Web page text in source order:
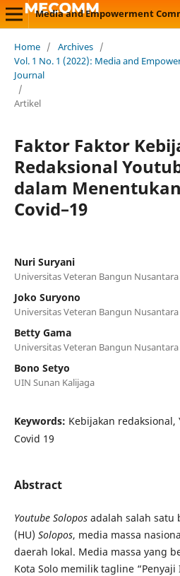
Media and Empowerment
Home / Archives /
Vol. 1 No. 1 (2022): Media and
Journal
/
Artikel
Faktor Faktor
Redaksional
dalam
Covid–19
Nuri Suryani
Universitas Veteran Bangun Nusantara
Joko Suryono
Universitas Veteran Bangun Nusantara
Betty Gama
Universitas Veteran Bangun Nusantara
Bono Setyo
UIN Sunan Kalijaga
Keywords: Kebijakan redaksional,
Covid 19
Abstract
Youtube Soloposadalah salah satu
(HU) Solopos, media massa
daerah lokal. Media massa yang
Kota Solo memilik tagline